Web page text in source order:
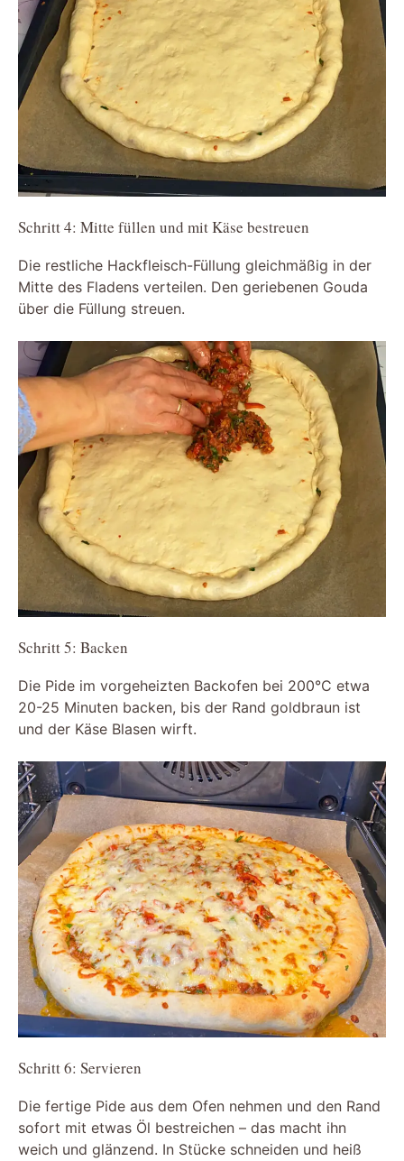
Schritt 4: Mitte füllen und mit Käse bestreuen
Die restliche Hackfleisch-Füllung gleichmäßig in der
Mitte des Fladens verteilen. Den geriebenen Gouda
über die Füllung streuen.
Schritt 5: Backen
Die Pide im vorgeheizten Backofen bei 200°C etwa
20-25 Minuten backen, bis der Rand goldbraun ist
und der Käse Blasen wirft.
Schritt 6: Servieren
Die fertige Pide aus dem Ofen nehmen und den Rand
sofort mit etwas Öl bestreichen – das macht ihn
weich und glänzend. In Stücke schneiden und heiß